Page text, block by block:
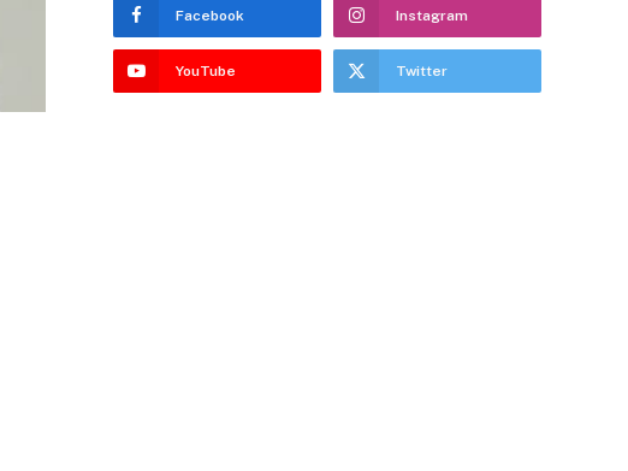
Facebook Instagram
YouTube Twitter